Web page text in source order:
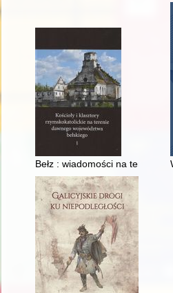
Bełz : wiadomości na temat